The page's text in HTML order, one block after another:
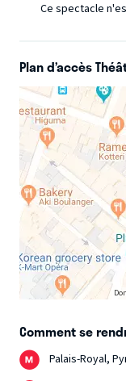
Ce spectacle
Plan d’accès
Comment se
Palais-Royal,